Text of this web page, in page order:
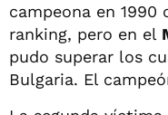
campeona en
ranking, pero en el
pudo superar los
Bulgaria. El